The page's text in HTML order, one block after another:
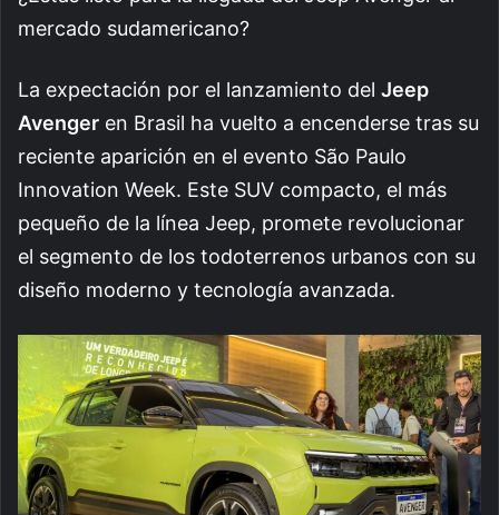
mercado sudamericano?
La expectación por el lanzamiento del Jeep
Avenger en Brasil ha vuelto a encenderse tras su
reciente aparición en el evento São Paulo
Innovation Week. Este SUV compacto, el más
pequeño de la línea Jeep, promete revolucionar
el segmento de los todoterrenos urbanos con su
diseño moderno y tecnología avanzada.